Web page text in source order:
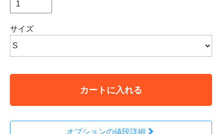
サイズ
カートに入れる
オプションの値段詳細